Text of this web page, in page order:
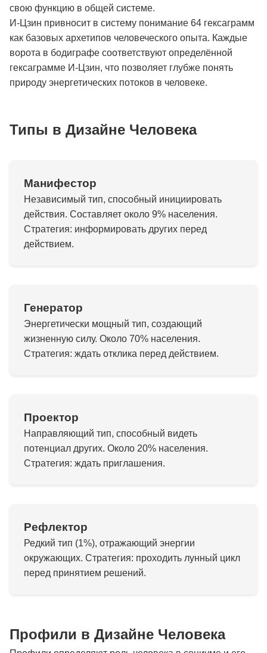
свою функцию в общей системе.
И-Цзин привносит в систему понимание 64 гексаграмм
как базовых архетипов человеческого опыта. Каждые
ворота в бодиграфе соответствуют определённой
гексаграмме И-Цзин, что позволяет глубже понять
природу энергетических потоков в человеке.
Типы в Дизайне Человека
Манифестор
Независимый тип, способный инициировать
действия. Составляет около 9% населения.
Стратегия: информировать других перед
действием.
Генератор
Энергетически мощный тип, создающий
жизненную силу. Около 70% населения.
Стратегия: ждать отклика перед действием.
Проектор
Направляющий тип, способный видеть
потенциал других. Около 20% населения.
Стратегия: ждать приглашения.
Рефлектор
Редкий тип (1%), отражающий энергии
окружающих. Стратегия: проходить лунный цикл
перед принятием решений.
Профили в Дизайне Человека